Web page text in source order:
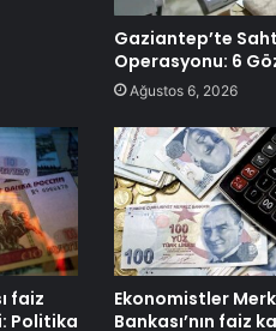
Gaziantep’te
Operasyonu: 6
Ağustos 6, 2026
faiz
Politika
Ekonomistler
Bankası’nın faiz